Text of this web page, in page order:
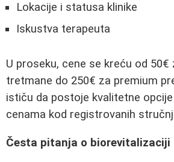
Lokacije i statusa klinike
Iskustva terapeuta
U proseku, cene se kreću od 50€
tretmane do 250€ za premium
ističu da postoje kvalitetne
cenama kod registrovanih
Česta pitanja o biorevitalizaciji